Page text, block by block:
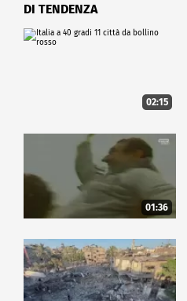
DI TENDENZA
02:15
01:36